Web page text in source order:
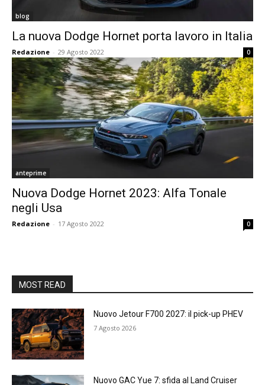
blog
La nuova Dodge Hornet porta lavoro in Italia
Redazione - 29 Agosto 2022 0
anteprime
Nuova Dodge Hornet 2023: Alfa Tonale
negli Usa
Redazione - 17 Agosto 2022 0
MOST READ
Nuovo Jetour F700 2027: il pick-up PHEV
7 Agosto 2026
Nuovo GAC Yue 7: sfida al Land Cruiser